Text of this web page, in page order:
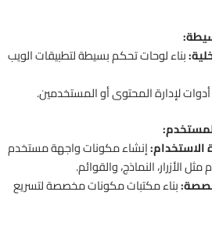
بناء لوحات تحكم بسيطة لتطبيقات الويب
لإدارة المحتوى أو المستخدمين.
الاستخدام:إنشاء مكونات واجهة مستخدم
الأزرار، النماذج، والقوائم.
بناء مكتبات مكونات مخصصة لتسريع